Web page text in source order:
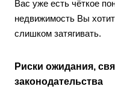
Вас уже есть чёткое
недвижимость Вы
слишком затягивать.
Риски ожидания,
законодательства